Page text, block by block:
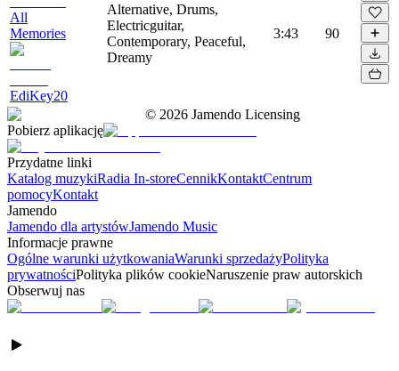
All
Memories
EdiKey20
Alternative, Drums,
Electricguitar,
Contemporary, Peaceful,
Dreamy
3:43 90
© 2026 Jamendo Licensing
Pobierz aplikację
Przydatne linki
Katalog muzykiRadia In-storeCennikKontaktCentrum
pomocyKontakt
Jamendo
Jamendo dla artystówJamendo Music
Informacje prawne
Ogólne warunki użytkowaniaWarunki sprzedażyPolityka
prywatnościPolityka plików cookieNaruszenie praw autorskich
Obserwuj nas